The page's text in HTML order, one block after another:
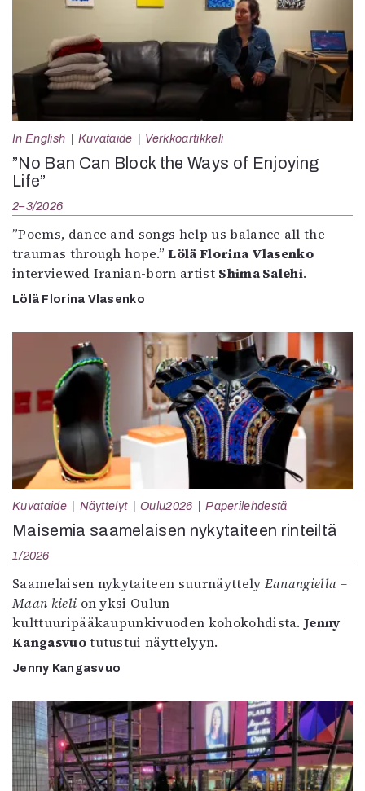
In English Kuvataide Verkkoartikkeli
”No Ban Can Block the Ways of Enjoying
Life”
2–3/2026
”Poems, dance and songs help us balance all the
traumas through hope.”Lölä Florina Vlasenko
interviewed Iranian-born artist Shima Salehi.
Lölä Florina Vlasenko
Kuvataide Näyttelyt Oulu2026 Paperilehdestä
Maisemia saamelaisen nykytaiteen rinteiltä
1/2026
Saamelaisen nykytaiteen suurnäyttely Eanangiella –
Maan kieli on yksi Oulun
kulttuuripääkaupunkivuoden kohokohdista.Jenny
Kangasvuotutustui näyttelyyn.
Jenny Kangasvuo